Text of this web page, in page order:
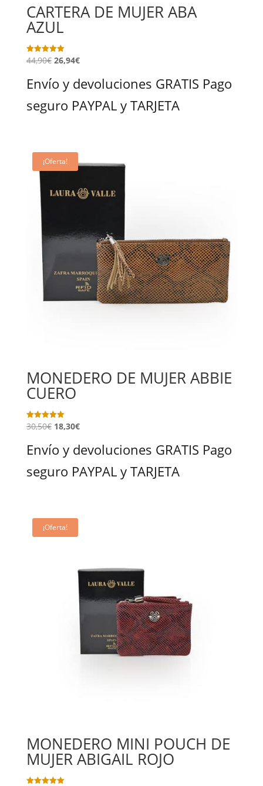
CARTERA DE MUJER ABA
AZUL
Valorado
con
de 5
44,90€ 26,94€
Envío y devoluciones GRATIS Pago
seguro PAYPAL y TARJETA
¡Oferta!
MONEDERO DE MUJER ABBIE
CUERO
Valorado
con
de 5
30,50€ 18,30€
Envío y devoluciones GRATIS Pago
seguro PAYPAL y TARJETA
¡Oferta!
MONEDERO MINI POUCH DE
MUJER ABIGAIL ROJO